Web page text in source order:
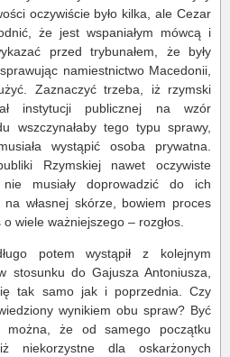
oczywiście było kilka, ale Cezar
że jest wspaniałym mówcą i
przed trybunałem, że były
namiestnictwo Macedonii,
Zaznaczyć trzeba, iż rzymski
instytucji publicznej na wzór
wszczynałaby tego typu sprawy,
wystąpić osoba prywatna.
Rzymskiej nawet oczywiste
nie musiały doprowadzić do ich
własnej skórze, bowiem proces
o wiele ważniejszego – rozgłos.
potem wystąpił z kolejnym
stosunku do Gajusza Antoniusza,
tak samo jak i poprzednia. Czy
wynikiem obu spraw? Być
można, że od samego początku
niekorzystne dla oskarżonych